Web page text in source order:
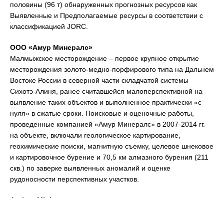
половины (96 т) обнаруженных прогнозных ресурсов как
Выявленные и Предполагаемые ресурсы в соответствии с
классификацией JORC.
ООО «Амур Минералс»
Малмыжское месторождение – первое крупное открытие
месторождения золото-медно-порфирового типа на Дальнем
Востоке России в северной части складчатой системы
Сихотэ-Алиня, ранее считавшейся малоперспективной на
выявление таких объектов и выполненное практически «с
нуля» в сжатые сроки. Поисковые и оценочные работы,
проведенные компанией «Амур Минералс» в 2007-2014 гг.
на объекте, включали геологическое картирование,
геохимические поиски, магнитную съемку, целевое шнековое
и картировочное бурение и 70,5 км алмазного бурения (211
скв.) по заверке выявленных аномалий и оценке
рудоносности перспективных участков.